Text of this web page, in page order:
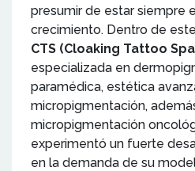
presumir de estar siempre
crecimiento. Dentro de
CTS (Cloaking Tattoo
especializada en
paramédica, estética
micropigmentación,
micropigmentación
experimentó un fuerte
en la demanda de su